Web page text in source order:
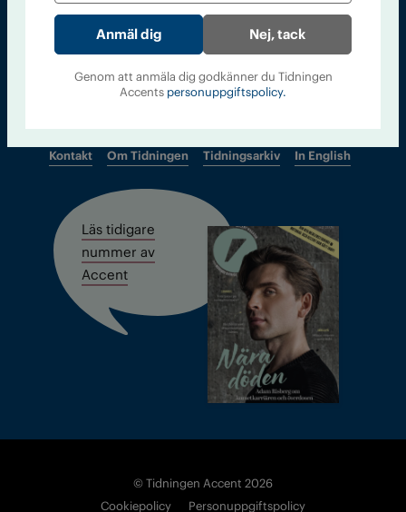
accent@iogt.se
Chefredaktör och ansvarig utgivare: Barbro Janson Lundkvist,
Kontakt Om Tidningen Tidningsarkiv In English
Läs tidigare
nummer av
Accent
© Tidningen Accent 2026
Cookiepolicy
Personuppgiftspolicy
Nej, tack
Genom att anmäla dig godkänner du Tidningen
Accents personuppgiftspolicy.